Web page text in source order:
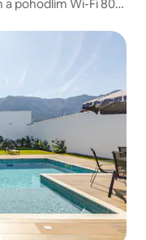
pohodlím Wi-Fi 800